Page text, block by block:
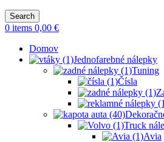
Search
0 items 0,00 €
Domov
Jednofarebné nálepky
Tuning
Čísla
Truck
Avia